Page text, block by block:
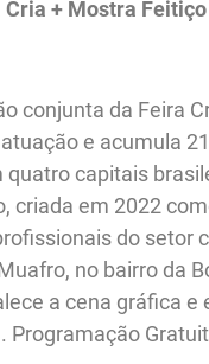
+ Mostra
conjunta da Feira
e acumula
quatro capitais
criada em 2022
do setor
no bairro da
a cena gráfica e
Programação